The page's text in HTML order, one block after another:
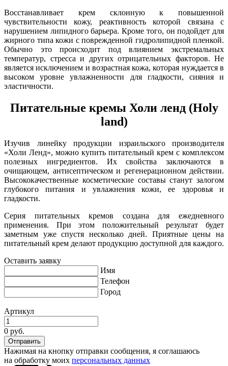
Восстанавливает крем склонную к повышенной
чувствительности кожу, реактивность которой связана с
нарушением липидного барьера. Кроме того, он подойдет для
жирного типа кожи с поврежденной гидролипидной пленкой.
Обычно это происходит под влиянием экстремальных
температур, стресса и других отрицательных факторов. Не
является исключением и возрастная кожа, которая нуждается в
высоком уровне увлажненности для гладкости, сияния и
эластичности.
Питательные кремы Холи ленд (Holy
land)
Изучив линейку продукции израильского производителя
«Холи Ленд», можно купить питательный крем с комплексом
полезных ингредиентов. Их свойства заключаются в
очищающем, антисептическом и регенерационном действии.
Высококачественные косметические составы станут залогом
глубокого питания и увлажнения кожи, ее здоровья и
гладкости.
Серия питательных кремов создана для ежедневного
применения. При этом положительный результат будет
заметным уже спустя несколько дней. Приятные цены на
питательный крем делают продукцию доступной для каждого.
Оставить заявку
Имя
Телефон
Город
Артикул
0 руб.
Нажимая на кнопку отправки сообщения, я соглашаюсь
на обработку моих персональных данных